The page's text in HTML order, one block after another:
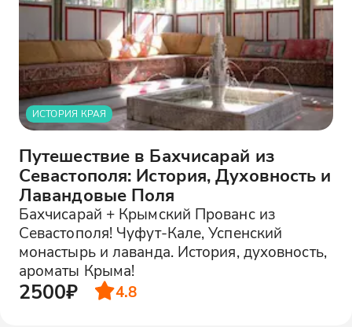
ИСТОРИЯ КРАЯ
Путешествие в Бахчисарай из
Севастополя: История, Духовность и
Лавандовые Поля
Бахчисарай + Крымский Прованс из
Севастополя! Чуфут-Кале, Успенский
монастырь и лаванда. История, духовность,
ароматы Крыма!
2500₽ 4.8